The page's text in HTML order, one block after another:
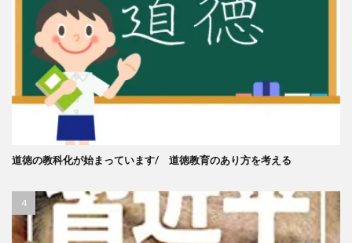
道徳の教科化が始まっています/ 道徳教育のあり方を考える